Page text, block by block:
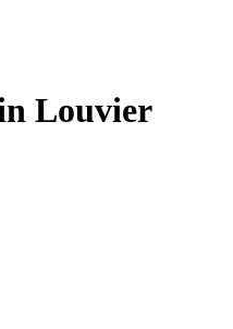
Louvier